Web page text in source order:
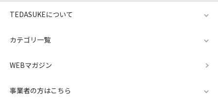
TEDASUKEについて
カテゴリ一覧
WEBマガジン
事業者の方はこちら